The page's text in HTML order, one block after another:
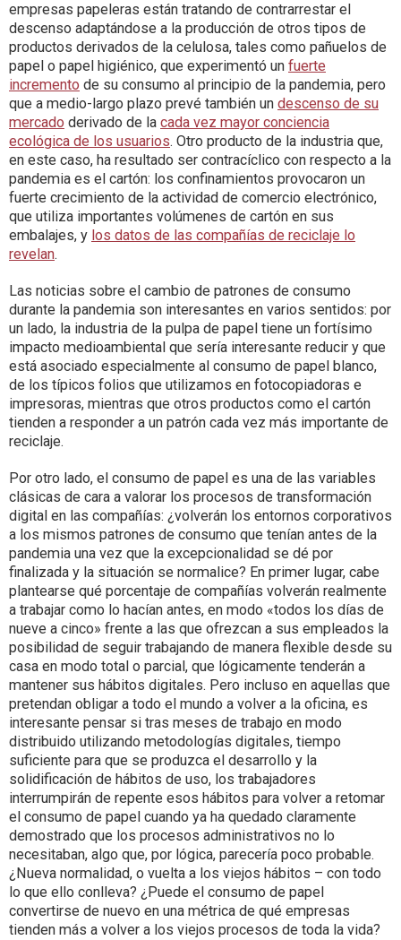
empresas papeleras están tratando de contrarrestar el
descenso adaptándose a la producción de otros tipos de
productos derivados de la celulosa, tales como pañuelos de
papel o papel higiénico, que experimentó un fuerte
incremento de su consumo al principio de la pandemia, pero
que a medio-largo plazo prevé también un descenso de su
mercado derivado de la cada vez mayor conciencia
ecológica de los usuarios. Otro producto de la industria que,
en este caso, ha resultado ser contracíclico con respecto a la
pandemia es el cartón: los confinamientos provocaron un
fuerte crecimiento de la actividad de comercio electrónico,
que utiliza importantes volúmenes de cartón en sus
embalajes, y los datos de las compañías de reciclaje lo
revelan.
Las noticias sobre el cambio de patrones de consumo
durante la pandemia son interesantes en varios sentidos: por
un lado, la industria de la pulpa de papel tiene un fortísimo
impacto medioambiental que sería interesante reducir y que
está asociado especialmente al consumo de papel blanco,
de los típicos folios que utilizamos en fotocopiadoras e
impresoras, mientras que otros productos como el cartón
tienden a responder a un patrón cada vez más importante de
reciclaje.
Por otro lado, el consumo de papel es una de las variables
clásicas de cara a valorar los procesos de transformación
digital en las compañías: ¿volverán los entornos corporativos
a los mismos patrones de consumo que tenían antes de la
pandemia una vez que la excepcionalidad se dé por
finalizada y la situación se normalice? En primer lugar, cabe
plantearse qué porcentaje de compañías volverán realmente
a trabajar como lo hacían antes, en modo «todos los días de
nueve a cinco» frente a las que ofrezcan a sus empleados la
posibilidad de seguir trabajando de manera flexible desde su
casa en modo total o parcial, que lógicamente tenderán a
mantener sus hábitos digitales. Pero incluso en aquellas que
pretendan obligar a todo el mundo a volver a la oficina, es
interesante pensar si tras meses de trabajo en modo
distribuido utilizando metodologías digitales, tiempo
suficiente para que se produzca el desarrollo y la
solidificación de hábitos de uso, los trabajadores
interrumpirán de repente esos hábitos para volver a retomar
el consumo de papel cuando ya ha quedado claramente
demostrado que los procesos administrativos no lo
necesitaban, algo que, por lógica, parecería poco probable.
¿Nueva normalidad, o vuelta a los viejos hábitos – con todo
lo que ello conlleva? ¿Puede el consumo de papel
convertirse de nuevo en una métrica de qué empresas
tienden más a volver a los viejos procesos de toda la vida?